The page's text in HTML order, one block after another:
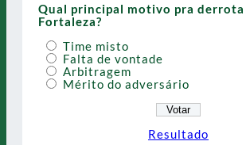
Qual principal motivo pra derrota
Fortaleza?
Time misto
Falta de vontade
Arbitragem
Mérito do adversário
Resultado